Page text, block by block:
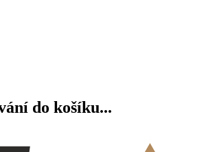
do košíku...